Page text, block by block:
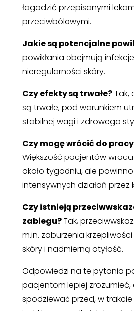
łagodzić przepisanymi
przeciwbólowymi.
Jakie są potencjalne
powikłania obejmują
nieregularności skóry.
Czy efekty są trwałe?Tak,
są trwałe, pod warunkiem
stabilnej wagi i zdrowego
Czy mogę wrócić do
Większość pacjentów
około tygodniu, ale
intensywnych działań przez
Czy istnieją
zabiegu?Tak,
m.in. zaburzenia krzepliwości
skóry i nadmierną otyłość.
Odpowiedzi na te pytania
pacjentom lepiej
spodziewać przed, w